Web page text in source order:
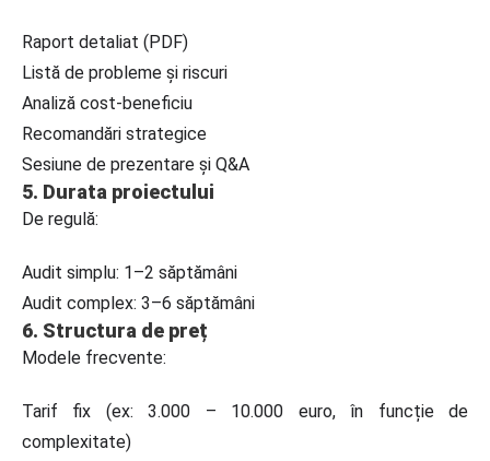
Raport detaliat (PDF)
Listă de probleme și riscuri
Analiză cost-beneficiu
Recomandări strategice
Sesiune de prezentare și Q&A
5. Durata proiectului
De regulă:
Audit simplu: 1–2 săptămâni
Audit complex: 3–6 săptămâni
6. Structura de preț
Modele frecvente:
Tarif fix (ex: 3.000 – 10.000 euro, în funcție de
complexitate)